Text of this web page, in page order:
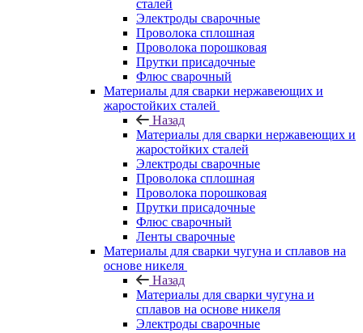
сталей
Электроды сварочные
Проволока сплошная
Проволока порошковая
Прутки присадочные
Флюс сварочный
Материалы для сварки нержавеющих и
жаростойких сталей
Назад
Материалы для сварки нержавеющих и
жаростойких сталей
Электроды сварочные
Проволока сплошная
Проволока порошковая
Прутки присадочные
Флюс сварочный
Ленты сварочные
Материалы для сварки чугуна и сплавов на
основе никеля
Назад
Материалы для сварки чугуна и
сплавов на основе никеля
Электроды сварочные